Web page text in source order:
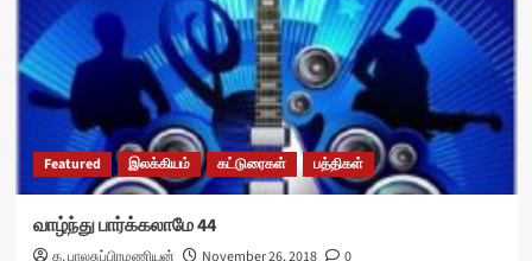
Featured இலக்கியம் கட்டுரைகள் பத்திகள்
வாழ்ந்து பார்க்கலாமே 44
க. பாலசுப்பிரமணியன் November 26, 2018 0